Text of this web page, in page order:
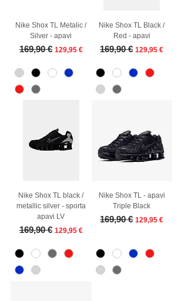
Nike Shox TL Metalic /
Silver - apavi
Parastā cena
169,90 € Izpārdošanas cena
129,95 €
Nike Shox TL Black /
Red - apavi
Parastā cena
169,90 € Izpārdošanas
129,95 €
Nike Shox TL black /
metallic silver - sporta
apavi LV
Parastā cena
169,90 € Izpārdošanas cena
129,95 €
Nike Shox TL - apavi
Triple Black
Parastā cena
169,90 € Izpārdošanas
129,95 €